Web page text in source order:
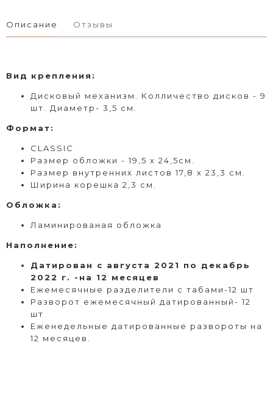
Описание Отзывы
Вид крепления :
Дисковый механизм. Колличество дисков - 9
шт. Диаметр- 3,5 см.
Формат:
CLASSIC
Размер обложки - 19,5 х 24,5см.
Размер внутренних листов 17,8 х 23,3 см.
Ширина корешка 2,3 см.
Обложка:
Ламинированая обложка
Наполнение:
Датирован с августа 2021 по декабрь
2022 г. -на 12 месяцев
Ежемесячные разделители с табами-12 шт
Разворот ежемесячный датированный- 12
шт
Еженедельные датированные развороты на
12 месяцев.